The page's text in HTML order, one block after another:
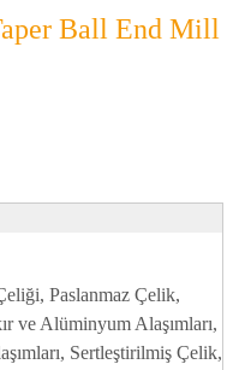
Ball End Mill
Paslanmaz Çelik,
ve Alüminyum Alaşımları,
Sertleştirilmiş Çelik,